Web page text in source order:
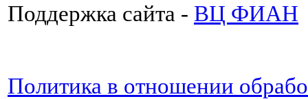
Поддержка сайта - ВЦ ФИАН
Политика в отношении